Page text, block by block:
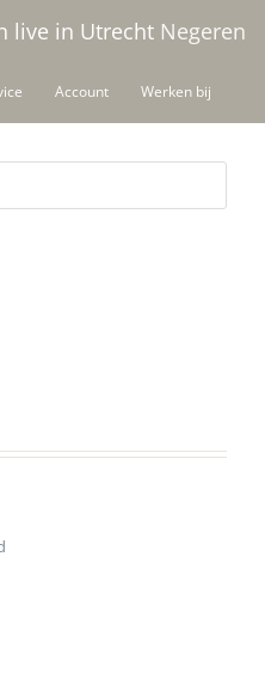
live in Utrecht Negeren
Account Werken bij